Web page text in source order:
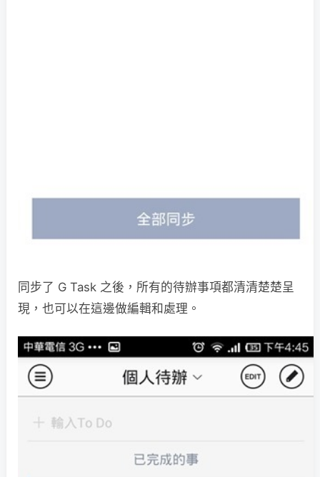
同步了 G Task 之後，所有的待辦事項都清清楚楚呈
現，也可以在這邊做編輯和處理。